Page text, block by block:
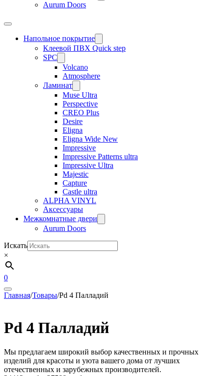
Aurum Doors
Напольное покрытие
Клеевой ПВХ Quick step
SPC
Volcano
Atmosphere
Ламинат
Muse Ultra
Perspective
CREO Plus
Desire
Eligna
Eligna Wide New
Impressive
Impressive Patterns ultra
Impressive Ultra
Majestic
Capture
Castle ultra
ALPHA VINYL
Аксессуары
Межкомнатные двери
Aurum Doors
Искать
×
0
Главная/Товары/Pd 4 Палладий
Pd 4 Палладий
Мы предлагаем широкий выбор качественных и прочных
изделий для красоты и уюта вашего дома от лучших
отечественных и зарубежных производителей.